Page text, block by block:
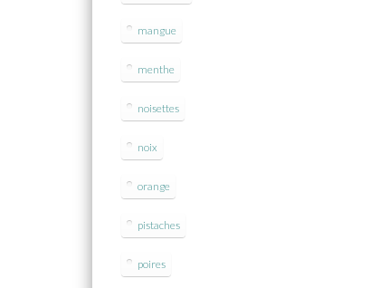
mangue
menthe
noisettes
noix
orange
pistaches
poires